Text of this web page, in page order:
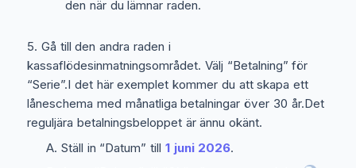
den när du lämnar raden.
Gå till den andra raden i
kassaflödesinmatningsområdet. Välj “Betalning” för
“Serie”.I det här exemplet kommer du att skapa ett
låneschema med månatliga betalningar över 30 år.Det
reguljära betalningsbeloppet är ännu okänt.
Ställ in “Datum” till 1 juni 2026.